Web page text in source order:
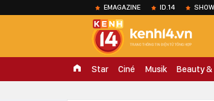
EMAGAZINE ID.14
Star Ciné Musik Beauty &